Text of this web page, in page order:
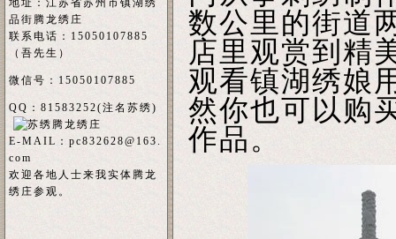
地址：江苏省苏州市镇湖绣
品街腾龙绣庄
联系电话：15050107885
（吾先生）
微信号：15050107885
QQ：81583252(注名 苏绣)
E-MAIL： pc832628@163.
com
欢迎各地人士来我实体腾龙
绣庄参观。
数公里的街道
店里观赏到精
观看镇湖绣娘
然你也可以购
作品。